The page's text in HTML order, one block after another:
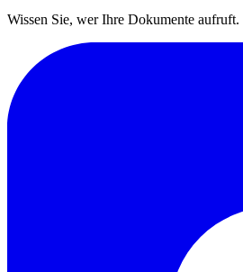
Wissen Sie, wer Ihre Dokumente